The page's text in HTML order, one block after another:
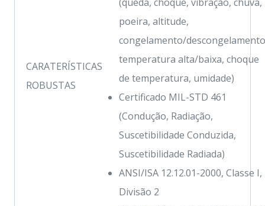
CARATERÍSTICAS
ROBUSTAS
poeira, altitude,
congelamento/
temperatura alta/baixa, choque
de temperatura, umidade)
Certificado MIL-STD 461
(Condução, Radiação,
Suscetibilidade Conduzida,
Suscetibilidade Radiada)
ANSI/ISA 12.12.01-2000, Classe I,
Divisão 2